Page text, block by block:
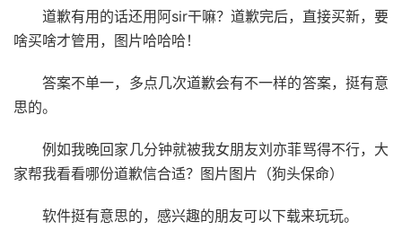
道歉有用的话还用阿sir干嘛？道歉完后，直接买新，要
啥买啥才管用，图片哈哈哈！
答案不单一，多点几次道歉会有不一样的答案，挺有意
思的。
例如我晚回家几分钟就被我女朋友刘亦菲骂得不行，大
家帮我看看哪份道歉信合适？图片图片（狗头保命）
软件挺有意思的，感兴趣的朋友可以下载来玩玩。